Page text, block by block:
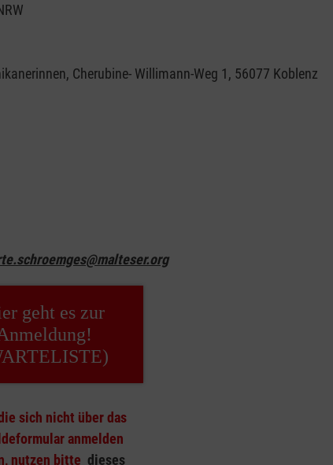
Cherubine- Willimann-Weg 1, 56077 Koblenz
geht es zur
sich nicht über das
anmelden
nutzen bitte dieses